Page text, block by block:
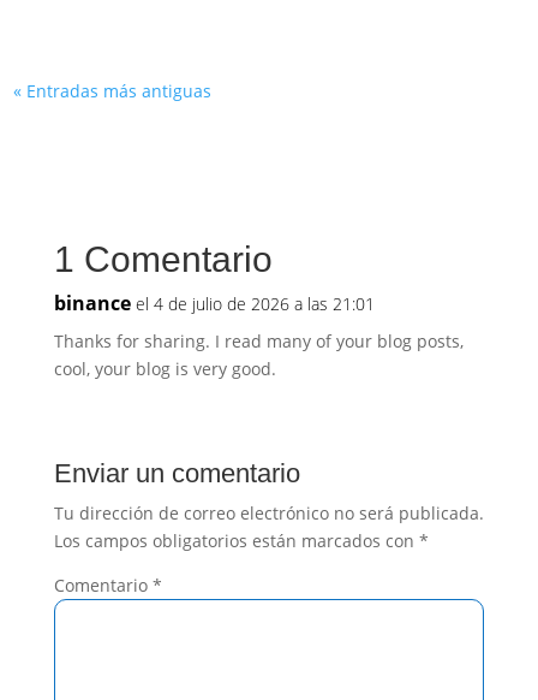
« Entradas más antiguas
1 Comentario
binance el 4 de julio de 2026 a las 21:01
Thanks for sharing. I read many of your blog posts,
cool, your blog is very good.
Enviar un comentario
Tu dirección de correo electrónico no será publicada.
Los campos obligatorios están marcados con *
Comentario *